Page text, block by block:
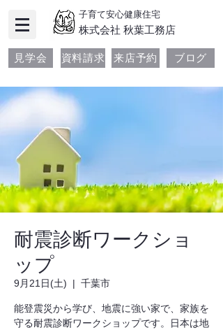
子育て安心健康住宅
​株式会社 秋葉工務店
見学会 資料請求 来店予約 ブログ
耐震診断ワークショ
ップ
9月21日(土)
  |
千葉市
能登震災から学び、地震に強い家で、家族を
守る耐震診断ワークショップです。日本は地